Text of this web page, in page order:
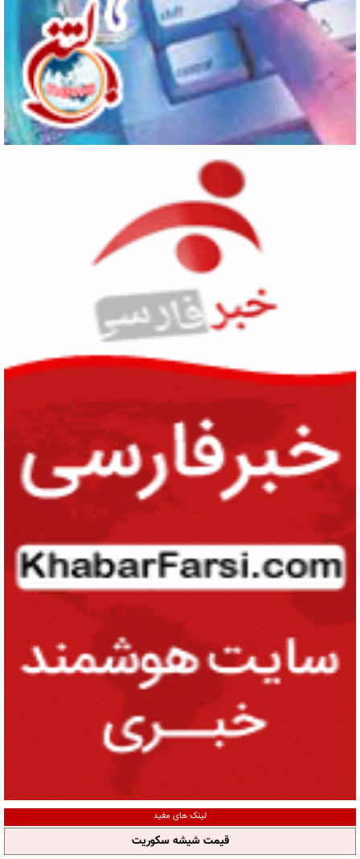
لینک های مفید
قیمت شیشه سکوریت